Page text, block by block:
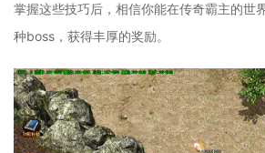
掌握这些技巧后，相信你能在传奇霸主的世
种boss，获得丰厚的奖励。